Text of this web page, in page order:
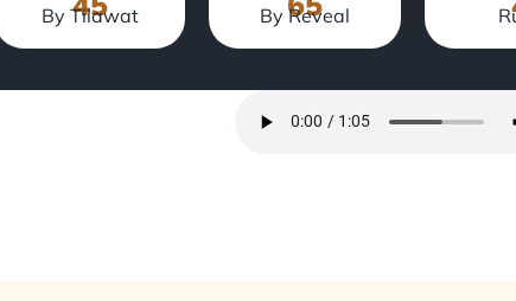
By Tilawat By Reveal